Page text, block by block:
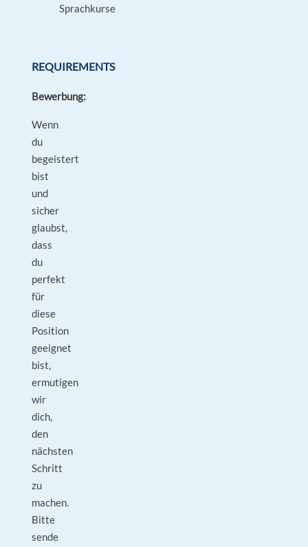
Sprachkurse
REQUIREMENTS
Bewerbung:
Wenn
du
begeistert
bist
und
sicher
glaubst,
dass
du
perfekt
für
diese
Position
geeignet
bist,
ermutigen
wir
dich,
den
nächsten
Schritt
zu
machen.
Bitte
sende